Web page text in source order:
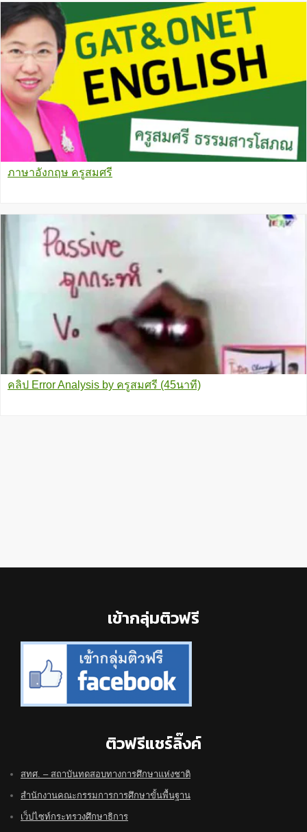
ภาษาอังกฤษ ครูสมศรี
คลิป Error Analysis by ครูสมศรี (45นาที)
เข้ากลุ่มติวฟรี
ติวฟรีแชร์ลิ๊งค์
สทศ. – สถาบันทดสอบทางการศึกษาแห่งชาติ
สำนักงานคณะกรรมการการศึกษาขั้นพื้นฐาน
เว็ปไซท์กระทรวงศึกษาธิการ